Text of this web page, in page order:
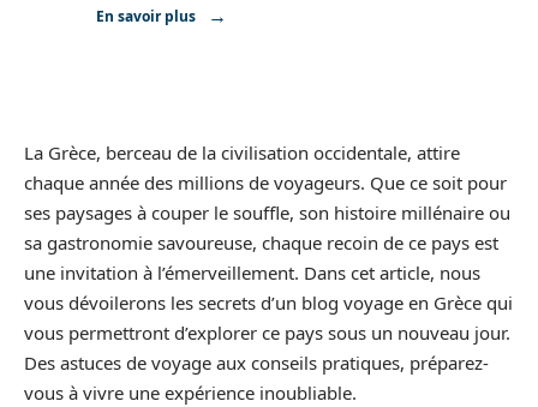
En savoir plus
La Grèce, berceau de la civilisation occidentale, attire
chaque année des millions de voyageurs. Que ce soit pour
ses paysages à couper le souffle, son histoire millénaire ou
sa gastronomie savoureuse, chaque recoin de ce pays est
une invitation à l’émerveillement. Dans cet article, nous
vous dévoilerons les secrets d’un blog voyage en Grèce qui
vous permettront d’explorer ce pays sous un nouveau jour.
Des astuces de voyage aux conseils pratiques, préparez-
vous à vivre une expérience inoubliable.